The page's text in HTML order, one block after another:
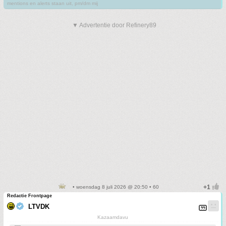
mentions en alerts staan uit, pm/dm mij
▼ Advertentie door Refinery89
• woensdag 8 juli 2026 @ 20:50 • 60
Redactie Frontpage
LTVDK
Kazaamdavu